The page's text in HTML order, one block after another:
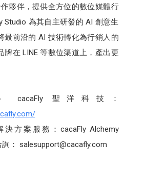
夥伴，提供全方位的數位媒體行
Studio 為其自主研發的 AI 創意生
最前沿的 AI 技術轉化為行銷人的
牌在 LINE 等數位渠道上，產出更
cacaFly 聖洋科技：
決方案服務：cacaFly Alchemy
： salesupport@cacafly.com